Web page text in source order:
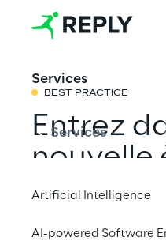
Services
Services
Artificial Intelligence
AI-powered Software
BEST PRACTICE
Entrez
nouvelle
spatiale